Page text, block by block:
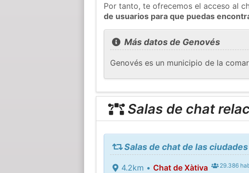
Por tanto, te ofrecemos el acceso al
de usuarios para que puedas
Más datos de Genovés
Genovés es un municipio de la
Salas de chat
Salas de chat de las
4.2km • Chat de Xàtiva 29.386